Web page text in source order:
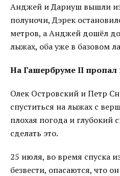
Анджей и Дариуш вышли из
полуночи, Дэрек
метров, а Анджей дошёл
лыжах, оба уже в базовом
На Гашербруме II
Олек Островский и Петр
спуститься на лыжах с
плохая погода и глубокий
сделать это.
25 июля, во время спуска
безвести, опасаются, что